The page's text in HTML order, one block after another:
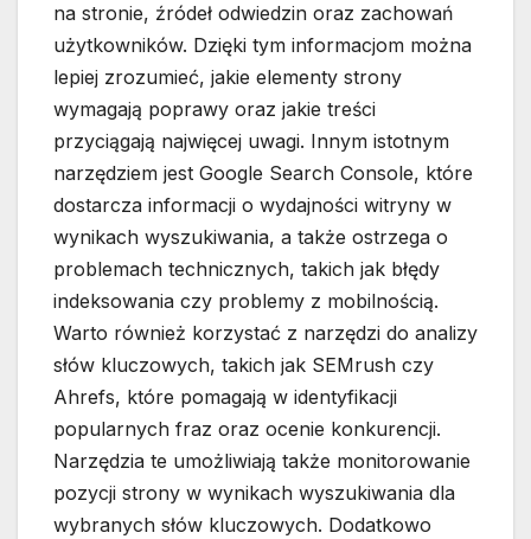
na stronie, źródeł odwiedzin oraz zachowań
użytkowników. Dzięki tym informacjom można
lepiej zrozumieć, jakie elementy strony
wymagają poprawy oraz jakie treści
przyciągają najwięcej uwagi. Innym istotnym
narzędziem jest Google Search Console, które
dostarcza informacji o wydajności witryny w
wynikach wyszukiwania, a także ostrzega o
problemach technicznych, takich jak błędy
indeksowania czy problemy z mobilnością.
Warto również korzystać z narzędzi do analizy
słów kluczowych, takich jak SEMrush czy
Ahrefs, które pomagają w identyfikacji
popularnych fraz oraz ocenie konkurencji.
Narzędzia te umożliwiają także monitorowanie
pozycji strony w wynikach wyszukiwania dla
wybranych słów kluczowych. Dodatkowo